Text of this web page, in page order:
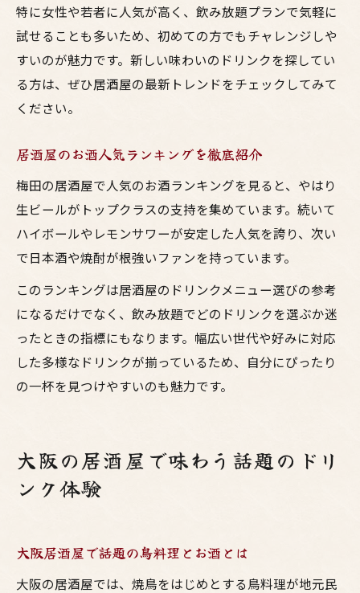
特に女性や若者に人気が高く、飲み放題プランで気軽に
試せることも多いため、初めての方でもチャレンジしや
すいのが魅力です。新しい味わいのドリンクを探してい
る方は、ぜひ居酒屋の最新トレンドをチェックしてみて
ください。
居酒屋のお酒人気ランキングを徹底紹介
梅田の居酒屋で人気のお酒ランキングを見ると、やはり
生ビールがトップクラスの支持を集めています。続いて
ハイボールやレモンサワーが安定した人気を誇り、次い
で日本酒や焼酎が根強いファンを持っています。
このランキングは居酒屋のドリンクメニュー選びの参考
になるだけでなく、飲み放題でどのドリンクを選ぶか迷
ったときの指標にもなります。幅広い世代や好みに対応
した多様なドリンクが揃っているため、自分にぴったり
の一杯を見つけやすいのも魅力です。
大阪の居酒屋で味わう話題のドリ
ンク体験
大阪居酒屋で話題の鳥料理とお酒とは
大阪の居酒屋では、焼鳥をはじめとする鳥料理が地元民